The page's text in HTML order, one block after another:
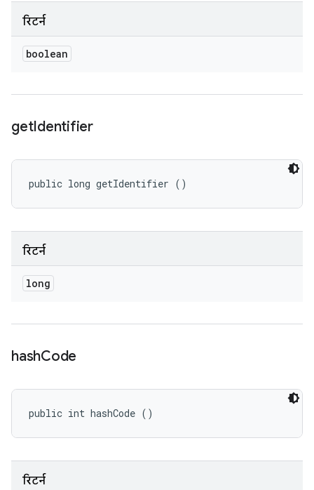
रिटर्न
boolean
getIdentifier
public long getIdentifier ()
रिटर्न
long
hashCode
public int hashCode ()
रिटर्न